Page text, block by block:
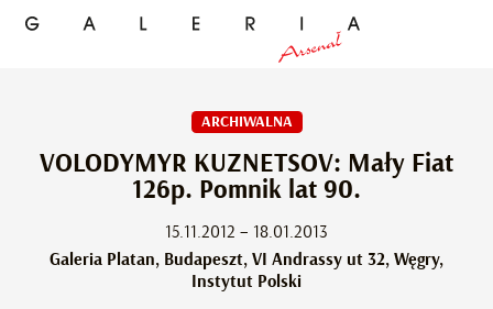
ARCHIWALNA
VOLODYMYR KUZNETSOV: Mały Fiat
126p. Pomnik lat 90.
15.11.2012 – 18.01.2013
Galeria Platan, Budapeszt, VI Andrassy ut 32, Węgry,
Instytut Polski